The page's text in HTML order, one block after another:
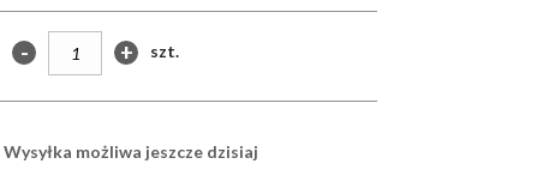
- + szt.
Wysyłka możliwa jeszcze dzisiaj